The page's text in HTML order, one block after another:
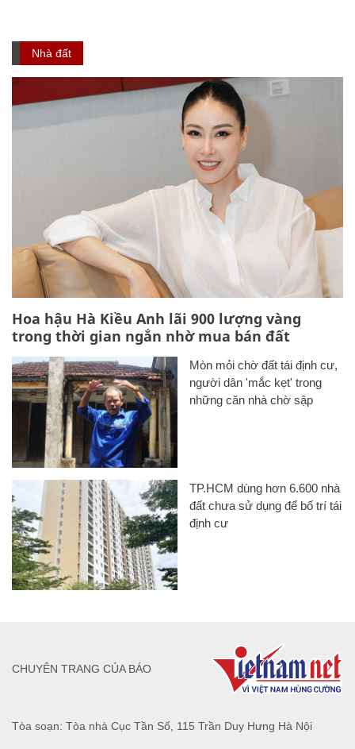
Nhà đất
Hoa hậu Hà Kiều Anh lãi 900 lượng vàng
trong thời gian ngắn nhờ mua bán đất
Mòn mỏi chờ đất tái định cư,
người dân 'mắc kẹt' trong
những căn nhà chờ sập
TP.HCM dùng hơn 6.600 nhà
đất chưa sử dụng để bố trí tái
định cư
Tòa soạn: Tòa nhà Cục Tần Số, 115 Trần Duy Hưng Hà Nội
CHUYÊN TRANG CỦA BÁO